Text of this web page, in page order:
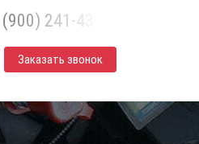
241-43-30
Заказать звонок